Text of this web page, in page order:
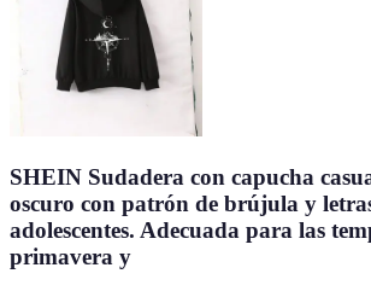
SHEIN Sudadera con capucha
oscuro con patrón de brújula y
adolescentes. Adecuada para las
primavera y